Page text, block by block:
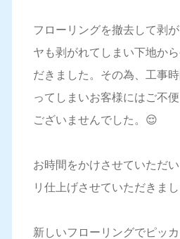
フローリングを撤去して剥
ヤも剥がれてしまい下地か
だきました。その為、工事
ってしまいお客様にはご不
ございませんでした。😌
お時間をかけさせていただ
リ仕上げさせていただきま
新しいフローリングでピッ